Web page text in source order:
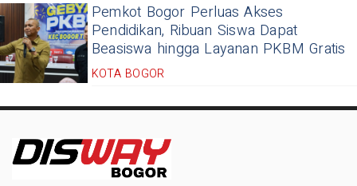
Pemkot Bogor Perluas Akses
Pendidikan, Ribuan Siswa Dapat
Beasiswa hingga Layanan PKBM Gratis
KOTA BOGOR